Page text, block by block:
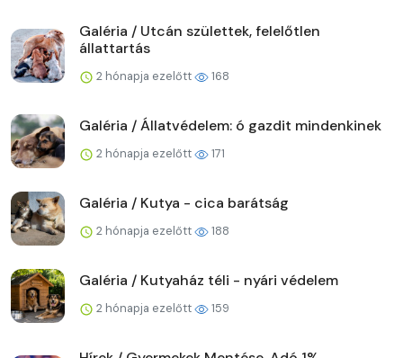
Galéria / Utcán születtek, felelőtlen
állattartás
2 hónapja ezelőtt 168
Galéria / Állatvédelem: ó gazdit mindenkinek
2 hónapja ezelőtt 171
Galéria / Kutya - cica barátság
2 hónapja ezelőtt 188
Galéria / Kutyaház téli - nyári védelem
2 hónapja ezelőtt 159